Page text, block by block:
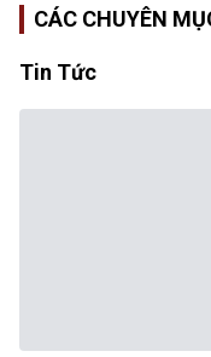
CÁC CHUYÊN
Tin Tức